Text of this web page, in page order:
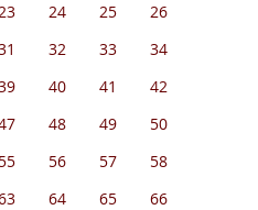
24 25
26
32 33
34
40 41
42
48 49
50
55 56 57
58
64 65
66